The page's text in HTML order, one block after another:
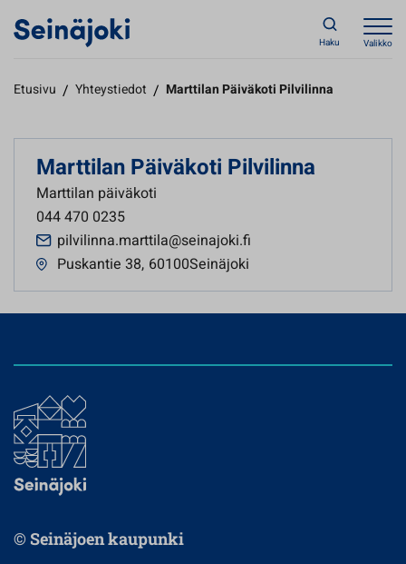
Haku Valikko
Etusivu / Yhteystiedot / Marttilan Päiväkoti Pilvilinna
Marttilan Päiväkoti Pilvilinna
Marttilan päiväkoti
044 470 0235
pilvilinna.marttila@seinajoki.fi
Puskantie 38, 60100Seinäjoki
© Seinäjoen kaupunki